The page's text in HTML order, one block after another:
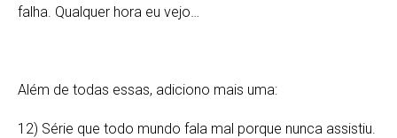
falha. Qualquer hora eu vejo…
Além de todas essas, adiciono mais uma:
12) Série que todo mundo fala mal porque nunca assistiu.